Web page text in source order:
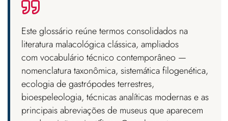
Este glossário reúne termos consolidados na
literatura malacológica clássica, ampliados
com vocabulário técnico contemporâneo —
nomenclatura taxonômica, sistemática filogenética,
ecologia de gastrópodes terrestres,
bioespeleologia, técnicas analíticas modernas e as
principais abreviações de museus que aparecem